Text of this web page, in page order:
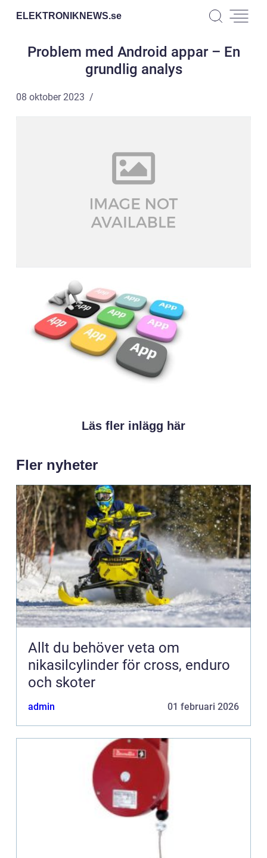
ELEKTRONIKNEWS.se
Problem med Android appar – En
grundlig analys
08 oktober 2023
Läs fler inlägg här
Fler nyheter
Allt du behöver veta om
nikasilcylinder för cross, enduro
och skoter
admin 01 februari 2026